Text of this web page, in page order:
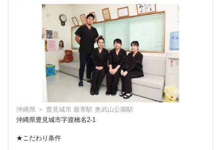
沖縄県 ＞ 豊見城市 最寄駅 奥武山公園駅
沖縄県豊見城市字渡橋名2-1
★こだわり条件